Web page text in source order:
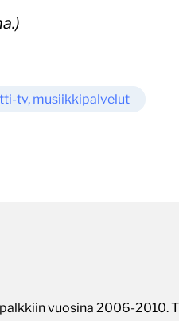
tv, musiikkipalvelut
vuosina 2006-2010.